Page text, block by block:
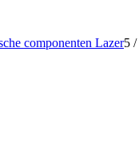
componenten Lazer5 /